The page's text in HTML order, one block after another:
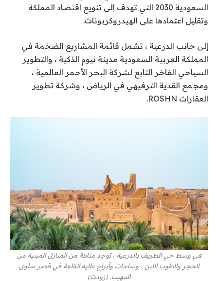
السعودية 2030 التي تهدف إلى تنويع اقتصاد المملكة
وتقليل اعتمادها على الهيدروكربونات.
إلى جانب الدرعية ، تشمل قائمة المشاريع الضخمة في
المملكة العربية السعودية مدينة نيوم الذكية ، والتطوير
السياحي الفاخر التابع لشركة البحر الأحمر العالمية ،
ومجمع القدية الترفيهي في الرياض ، وشركة تطوير
العقارات ROSHN.
في وسط حي الطريف بالدرعية ، توجد متاهة من المنازل المبنية من
الحجر والطوب اللبن ، وساحات وأبراج عالية القلعة في قصر سلوى
المهيب. (زودت)